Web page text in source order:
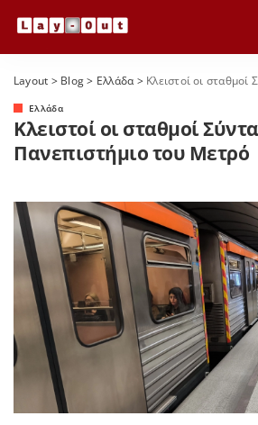
Layout > Blog> Ελλάδα> Κλειστοί οι σταθμοί
Ελλάδα
Κλειστοί οι σταθμοί
Πανεπιστήμιο του Μετρό